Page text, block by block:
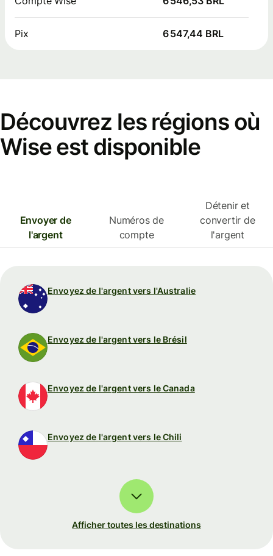
Pix 6 547,44 BRL
Découvrez les régions où
Wise est disponible
Envoyer de
l'argent
Numéros de
compte
Détenir et
convertir de
l'argent
Envoyez de l'argent vers l'Australie
Envoyez de l'argent vers le Brésil
Envoyez de l'argent vers le Canada
Envoyez de l'argent vers le Chili
Afficher toutes les destinations